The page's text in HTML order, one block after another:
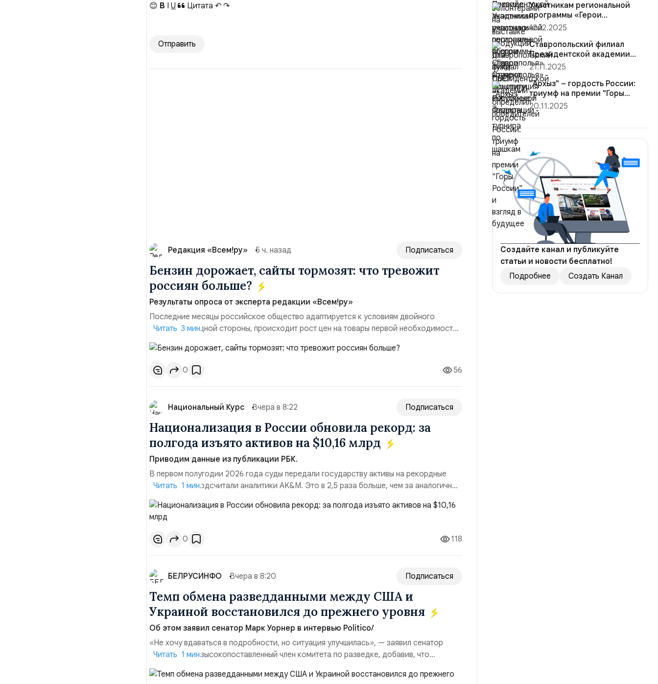
😊 B I U Цитата ↶ ↷
Отправить
Редакция «Всем!ру» 5 ч. назад Подписаться
Бензин дорожает, сайты тормозят: что тревожит
россиян больше?
Результаты опроса от эксперта редакции «Всем!ру»
Последние месяцы российское общество адаптируется к условиям двойного
давления. С одной стороны, происходит рост цен на товары первой необходимости,
инфляция и локальные сбои в поставках бензина. А с другой – технологическая
турбулентность: перебои в работе интернета, блокировки сайтов, необходимость
осваивать VPN и российские платформы.Что из этого бье...
Читать 3 мин.
0 56
Национальный Курс Вчера в 8:22 Подписаться
Национализация в России обновила рекорд: за
полгода изъято активов на $10,16 млрд
Приводим данные из публикации РБК.
В первом полугодии 2026 года суды передали государству активы на рекордные
$10,16 млрд, подсчитали аналитики AK&M. Это в 2,5 раза больше, чем за аналогичный
период 2025 года ($3,95 млрд). Всего зафиксировано 15 национализационных
транзакций, которые обеспечили 42,2% денежного объёма всего российского рынка
слияний и поглощений. Крупнейшей ...
Читать 1 мин.
0 118
БЕЛРУСИНФО Вчера в 8:20 Подписаться
Темп обмена разведданными между США и
Украиной восстановился до прежнего уровня
Об этом заявил сенатор Марк Уорнер в интервью Politico/
«Не хочу вдаваться в подробности, но ситуация улучшилась», — заявил сенатор
Марк Уорнер, высокопоставленный член комитета по разведке, добавив, что
использование Украиной беспилотников и ракет большой дальности позволило ей
наносить удары вглубь российской территории и укрепило её
Читать 1 мин.
Участникам региональной
программы «Герои
Ставрополья» вручена
Конституция Ро...
12.12.2025
Ставропольский филиал
Президентской академии
определил победителей
турнира ...
21.11.2025
"Архыз" – гордость России:
триумф на премии "Горы
России"...
20.11.2025
Создайте канал и публикуйте
статьи и новости бесплатно!
Подробнее
Создать Канал